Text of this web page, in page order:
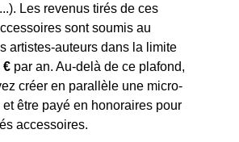
Les revenus tirés de ces
sont soumis au
artistes-auteurs dans la limite
€ par an. Au-delà de ce plafond,
créer en parallèle une micro-
être payé en honoraires pour
accessoires.